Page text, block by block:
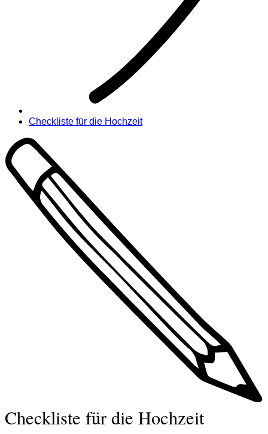
Checkliste für die Hochzeit
Checkliste für die Hochzeit